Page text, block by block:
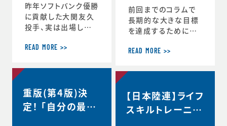
昨年ソフトバンク優勝
に貢献した大関友久
投手、実は出場した
ーで、たくさんの印象
ていました。時事通信
け、大関選手のコメン
トの「真意」をスポー
ツ心理学の視点から、
READ MORE >>
前回までのコラムで
長期的な大きな目標
を達成するためにCS
がらその時々の適切
との重要性を話して
バランスを理解するこ
とのメリットはそれだ
けにとどまりません。
READ MORE >>
重版(第4版)決
定！ 「自分の最高
【日本陸連】ライフ
スキルトレーニン